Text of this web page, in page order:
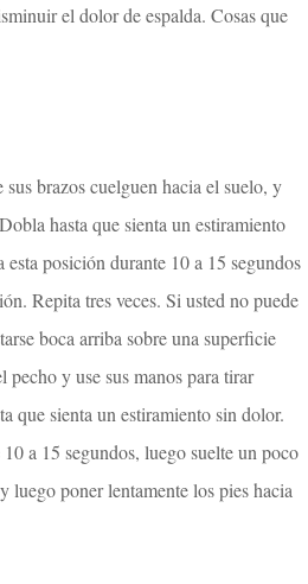
el dolor de espalda. Cosas que
brazos cuelguen hacia el suelo, y
hasta que sienta un estiramiento
posición durante 10 a 15 segundos
Repita tres veces. Si usted no puede
boca arriba sobre una superficie
y use sus manos para tirar
que sienta un estiramiento sin dolor.
a 15 segundos, luego suelte un poco
luego poner lentamente los pies hacia